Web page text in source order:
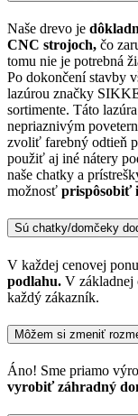
Naše drevo je
CNC strojoch, čo
tomu nie je potrebná
Po dokončení stavby
lazúrou značky
sortimente. Táto
nepriaznivým
zvoliť farebný odtieň
použiť aj iné nátery
naše chatky a
možnosť prispôsobiť
Sú chatky/domčeky
V každej cenovej
podlahu. V základnej
každý zákazník.
Môžem si zmeniť
Áno! Sme priamo
vyrobiť záhradný